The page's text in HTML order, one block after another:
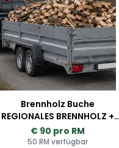
Brennholz Buche
REGIONALES BRENNHOLZ +
LIEFERUNG MÖGLICH!
€ 90 pro RM
50 RM verfügbar